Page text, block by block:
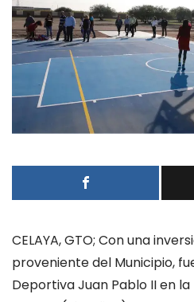
CELAYA, GTO; Con una
proveniente del Municipio,
Deportiva Juan Pablo II en